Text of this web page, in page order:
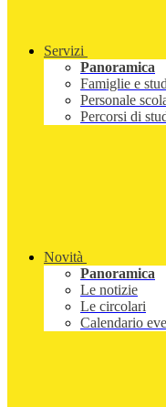
Servizi
Panoramica
Famiglie e
Personale
Percorsi di
Novità
Panoramica
Le notizie
Le circolari
Calendario